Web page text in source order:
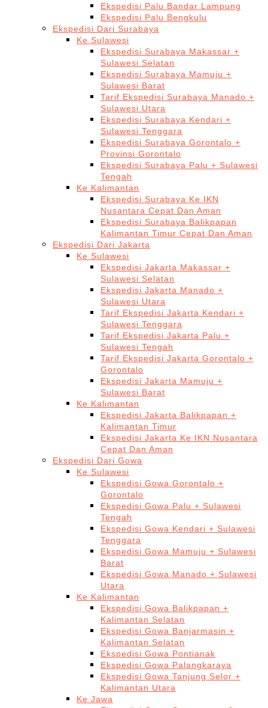
Ekspedisi Palu Bandar Lampung
Ekspedisi Palu Bengkulu
Ekspedisi Dari Surabaya
Ke Sulawesi
Ekspedisi Surabaya Makassar +
Sulawesi Selatan
Ekspedisi Surabaya Mamuju +
Sulawesi Barat
Tarif Ekspedisi Surabaya Manado +
Sulawesi Utara
Ekspedisi Surabaya Kendari +
Sulawesi Tenggara
Ekspedisi Surabaya Gorontalo +
Provinsi Gorontalo
Ekspedisi Surabaya Palu + Sulawesi
Tengah
Ke Kalimantan
Ekspedisi Surabaya Ke IKN
Nusantara Cepat Dan Aman
Ekspedisi Surabaya Balikpapan
Kalimantan Timur Cepat Dan Aman
Ekspedisi Dari Jakarta
Ke Sulawesi
Ekspedisi Jakarta Makassar +
Sulawesi Selatan
Ekspedisi Jakarta Manado +
Sulawesi Utara
Tarif Ekspedisi Jakarta Kendari +
Sulawesi Tenggara
Tarif Ekspedisi Jakarta Palu +
Sulawesi Tengah
Tarif Ekspedisi Jakarta Gorontalo +
Gorontalo
Ekspedisi Jakarta Mamuju +
Sulawesi Barat
Ke Kalimantan
Ekspedisi Jakarta Balikpapan +
Kalimantan Timur
Ekspedisi Jakarta Ke IKN Nusantara
Cepat Dan Aman
Ekspedisi Dari Gowa
Ke Sulawesi
Ekspedisi Gowa Gorontalo +
Gorontalo
Ekspedisi Gowa Palu + Sulawesi
Tengah
Ekspedisi Gowa Kendari + Sulawesi
Tenggara
Ekspedisi Gowa Mamuju + Sulawesi
Barat
Ekspedisi Gowa Manado + Sulawesi
Utara
Ke Kalimantan
Ekspedisi Gowa Balikpapan +
Kalimantan Selatan
Ekspedisi Gowa Banjarmasin +
Kalimantan Selatan
Ekspedisi Gowa Pontianak
Ekspedisi Gowa Palangkaraya
Ekspedisi Gowa Tanjung Selor +
Kalimantan Utara
Ke Jawa